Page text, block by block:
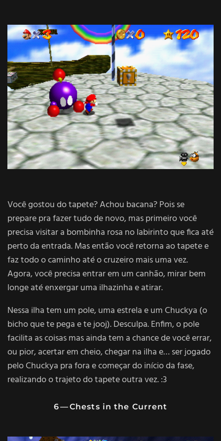
Você gostou do tapete? Achou bacana? Pois se
prepare pra fazer tudo de novo, mas primeiro você
precisa visitar a bombinha rosa no labirinto que fica até
perto da entrada. Mas então você retorna ao tapete e
faz todo o caminho até o cruzeiro mais uma vez.
Agora, você precisa entrar em um canhão, mirar bem
longe até enxergar uma ilhazinha e atirar.
Nessa ilha tem um pole, uma estrela e um Chuckya (o
bicho que te pega e te jooj). Desculpa. Enfim, o pole
facilita as coisas mas ainda tem a chance de você errar,
ou pior, acertar em cheio, chegar na ilha e… ser jogado
pelo Chuckya pra fora e começar do início da fase,
realizando o trajeto do tapete outra vez. :3
6 — Chests in the Current